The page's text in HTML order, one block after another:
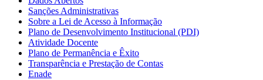
Sanções Administrativas
Sobre a Lei de Acesso à Informação
Plano de Desenvolvimento Institucional (PDI)
Atividade Docente
Plano de Permanência e Êxito
Transparência e Prestação de Contas
Enade